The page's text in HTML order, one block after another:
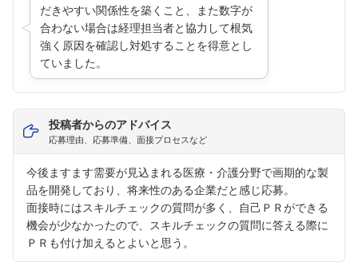
だきやすい関係性を築くこと、また数字が
合わない場合は経理担当者と協力して根気
強く原因を確認し対処することを得意とし
ていました。
投稿者からのアドバイス
応募理由、応募準備、面接プロセスなど
今後ますます需要が見込まれる医療・介護分野で画期的な製
品を開発しており、将来性のある企業だと感じ応募。
面接時にはスキルチェックの質問が多く、自己ＰＲができる
機会が少なかったので、スキルチェックの質問に答える際に
ＰＲも付け加えるとよいと思う。